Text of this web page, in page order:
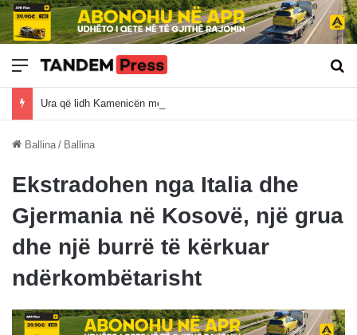
Meny
Ballina / Ballina
Ekstradohen nga Italia dhe
Gjermania në Kosovë, një grua
dhe një burrë të kërkuar
ndërkombëtarisht